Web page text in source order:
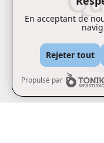
Site
En acceptant de
Rejeter tout
Propulsé par